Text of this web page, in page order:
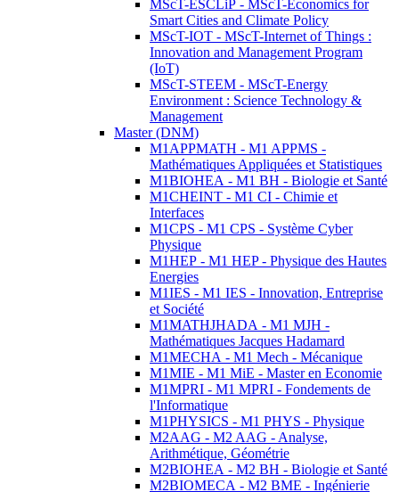
MScT-ESCLiP - MScT-Economics for
Smart Cities and Climate Policy
MScT-IOT - MScT-Internet of Things :
Innovation and Management Program
(IoT)
MScT-STEEM - MScT-Energy
Environment : Science Technology &
Management
Master (DNM)
M1APPMATH - M1 APPMS -
Mathématiques Appliquées et Statistiques
M1BIOHEA - M1 BH - Biologie et Santé
M1CHEINT - M1 CI - Chimie et
Interfaces
M1CPS - M1 CPS - Système Cyber
Physique
M1HEP - M1 HEP - Physique des Hautes
Energies
M1IES - M1 IES - Innovation, Entreprise
et Société
M1MATHJHADA - M1 MJH -
Mathématiques Jacques Hadamard
M1MECHA - M1 Mech - Mécanique
M1MIE - M1 MiE - Master en Economie
M1MPRI - M1 MPRI - Fondements de
l'Informatique
M1PHYSICS - M1 PHYS - Physique
M2AAG - M2 AAG - Analyse,
Arithmétique, Géométrie
M2BIOHEA - M2 BH - Biologie et Santé
M2BIOMECA - M2 BME - Ingénierie